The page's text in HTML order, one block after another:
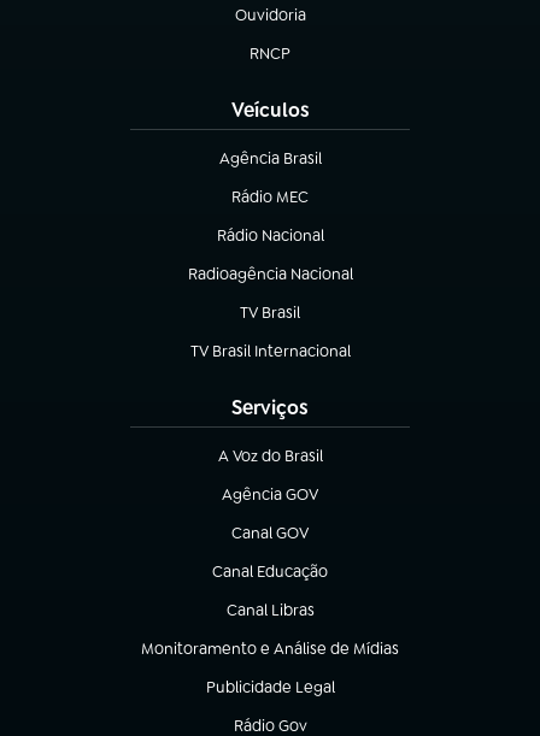
Ouvidoria
(abre em nova aba)
RNCP
(abre em nova aba)
Veículos
Agência Brasil
(abre em nova aba)
Rádio MEC
Rádio Nacional
(abre em nova aba)
Radioagência Nacional
(abre em nova aba)
TV Brasil
(abre em nova aba)
TV Brasil Internacional
(abre em nova aba)
Serviços
A Voz do Brasil
(abre em nova aba)
Agência GOV
(abre em nova aba)
Canal GOV
(abre em nova aba)
Canal Educação
(abre em nova aba)
Canal Libras
(abre em nova aba)
Monitoramento e Análise de Mídias
(abre em nova aba)
Publicidade Legal
(abre em nova aba)
Rádio Gov